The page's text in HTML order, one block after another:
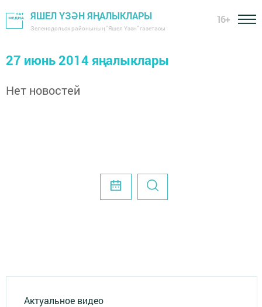
ЯШЕЛ ҮЗӘН ЯҢАЛЫКЛАРЫ
Зеленодольск районының "Яшел Үзән" газетасы
16+
27 июнь 2014 яңалыклары
Нет новостей
Актуальное видео